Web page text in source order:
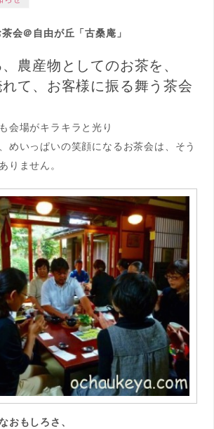
会＠自由が丘「古桑庵」
農産物としてのお茶を、
て、お客様に振る舞う茶会
会場がキラキラと光り
めいっぱいの笑顔になるお茶会は、そう
りません。
おもしろさ、